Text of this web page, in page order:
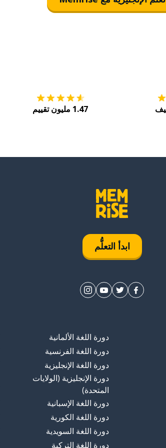
1.47 مليون تقييم
ابدأ التعلُّم
دورة اللغة الألمانية
دورة اللغة الفرنسية
دورة اللغة الإنجليزية
دورة الإنجليزية (الولايات
المتحدة)
دورة اللغة الإسبانية
دورة اللغة الكورية
دورة اللغة السويدية
دورة اللغة التركية